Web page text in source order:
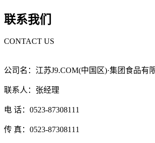
联系我们
CONTACT US
公司名：江苏J9.COM(中国区)·集团食品有
联系人：张经理
电 话：0523-87308111
传 真：0523-87308111